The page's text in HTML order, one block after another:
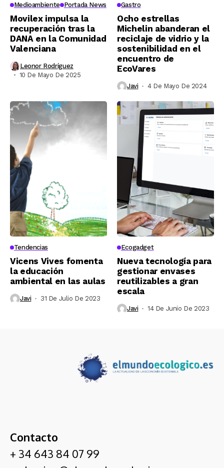
Medioambiente Portada News
Movilex impulsa la
recuperación tras la
DANA en la Comunidad
Valenciana
Leonor Rodríguez
10 De Mayo De 2025
Gastro
Ocho estrellas
Michelin abanderan el
reciclaje de vidrio y la
sostenibilidad en el
encuentro de
EcoVares
Javi 4 De Mayo De 2024
Tendencias
Vicens Vives fomenta
la educación
ambiental en las aulas
Javi 31 De Julio De 2023
Ecogadget
Nueva tecnología para
gestionar envases
reutilizables a gran
escala
Javi 14 De Junio De 2023
Contacto
+ 34 643 84 07 99